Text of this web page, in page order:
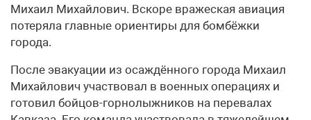
Михаил Михайлович. Вскоре вражеская авиация
потеряла главные ориентиры для бомбёжки
города.
После эвакуации из осаждённого города Михаил
Михайлович участвовал в военных операциях и
готовил бойцов-горнолыжников на перевалах